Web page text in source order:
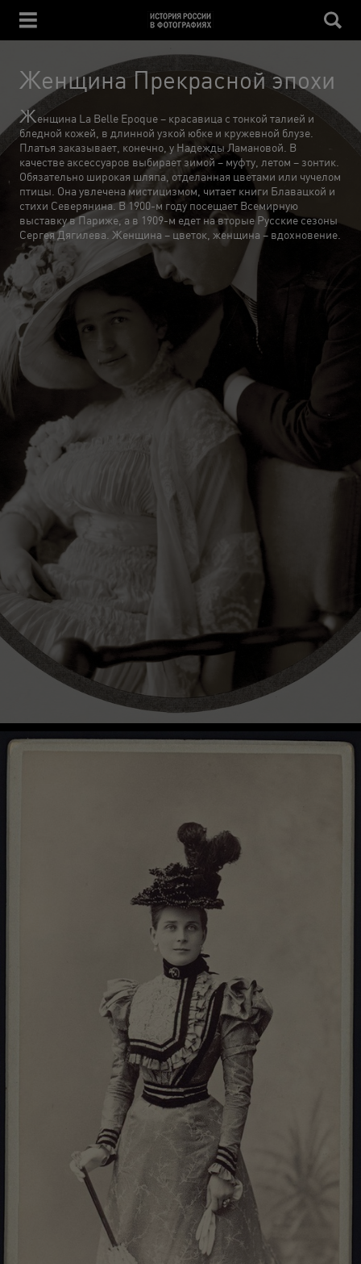
Женщина Прекрасной эпохи
Женщина La Belle Epoque – красавица с тонкой талией и
бледной кожей, в длинной узкой юбке и кружевной блузе.
Платья заказывает, конечно, у Надежды Ламановой. В
качестве аксессуаров выбирает зимой – муфту, летом – зонтик.
Обязательно широкая шляпа, отделанная цветами или чучелом
птицы. Она увлечена мистицизмом, читает книги Блавацкой и
стихи Северянина. В 1900-м году посещает Всемирную
выставку в Париже, а в 1909-м едет на вторые Русские сезоны
Сергея Дягилева. Женщина – цветок, женщина – вдохновение.